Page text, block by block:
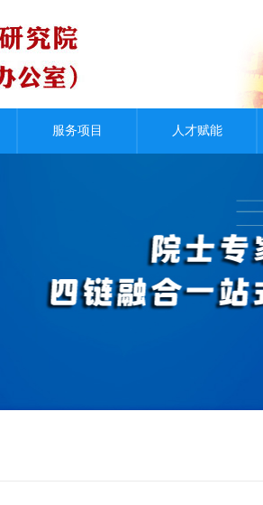
服务项目
资金咨询
产业运营
人才赋能